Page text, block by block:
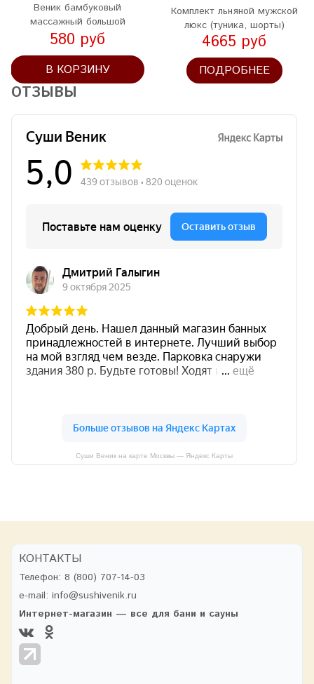
Веник бамбуковый
массажный большой
580 руб
В КОРЗИНУ
Комплект льняной мужской
люкс (туника, шорты)
4665 руб
ПОДРОБНЕЕ
ОТЗЫВЫ
Суши Веник на карте Москвы — Яндекс Карты
КОНТАКТЫ
Телефон: 8 (800) 707-14-03
e-mail: info@sushivenik.ru
Интернет-магазин — все для бани и сауны